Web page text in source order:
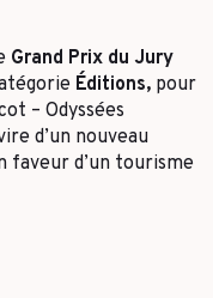
Grand Prix du Jury
Éditions, pour
– Odyssées
d’un nouveau
faveur d’un tourisme